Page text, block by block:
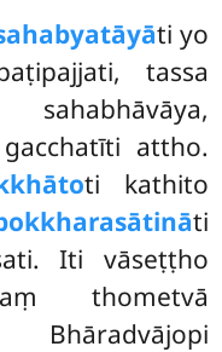
ti yo
tassa
attho.
ti kathito
ti
Iti vāseṭṭho
thometvā
Bhāradvājopi